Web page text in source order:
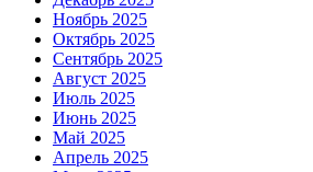
Ноябрь 2025
Октябрь 2025
Сентябрь 2025
Август 2025
Июль 2025
Июнь 2025
Май 2025
Апрель 2025